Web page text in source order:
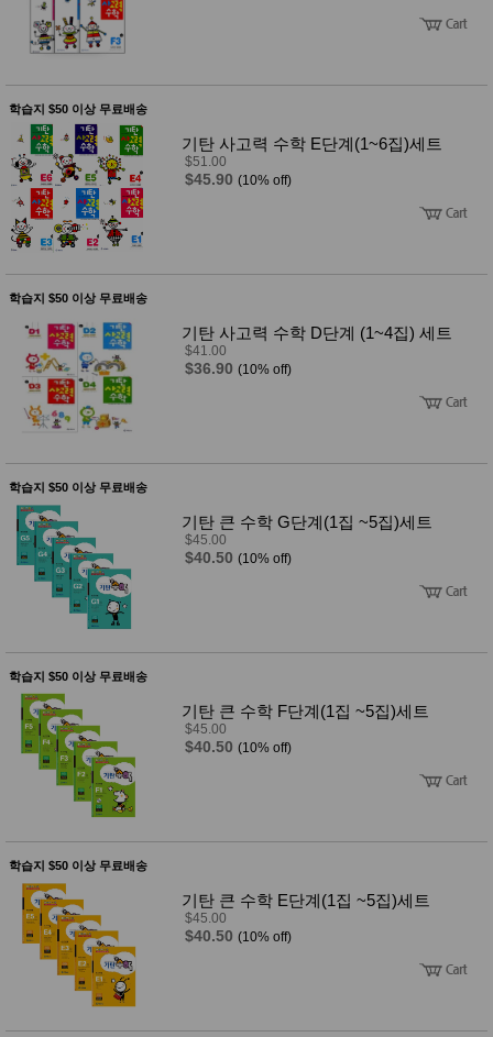
학습지 $50 이상 무료배송
기탄 사고력 수학 E단계(1~6집)세트
$51.00
$45.90 (10% off)
학습지 $50 이상 무료배송
기탄 사고력 수학 D단계 (1~4집) 세트
$41.00
$36.90 (10% off)
학습지 $50 이상 무료배송
기탄 큰 수학 G단계(1집 ~5집)세트
$45.00
$40.50 (10% off)
학습지 $50 이상 무료배송
기탄 큰 수학 F단계(1집 ~5집)세트
$45.00
$40.50 (10% off)
학습지 $50 이상 무료배송
기탄 큰 수학 E단계(1집 ~5집)세트
$45.00
$40.50 (10% off)